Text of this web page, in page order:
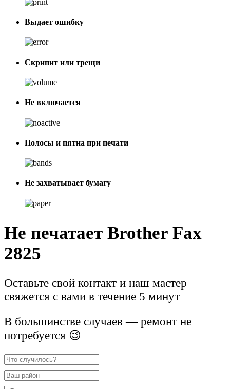
Выдает ошибку
Скрипит или трещи
Не включается
Полосы и пятна при печати
Не захватывает бумагу
Не печатает Brother Fax
2825
Оставьте свой контакт и наш мастер
свяжется с вами в течение 5 минут
В большинстве случаев — ремонт не
потребуется 😉